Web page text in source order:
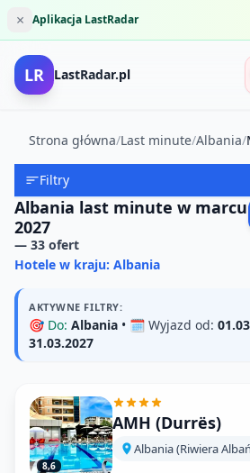
× Aplikacja LastRadar
LR LastRadar.pl
Strona główna/Last minute/Albania/
Filtry
Albania last minute w marcu
2027
— 33 ofert
Hotele w kraju: Albania
AKTYWNE FILTRY:
🎯 Do: Albania • 🗓️ Wyjazd od:
31.03.2027
8,6
AMH (Durrës)
Albania (Riwiera